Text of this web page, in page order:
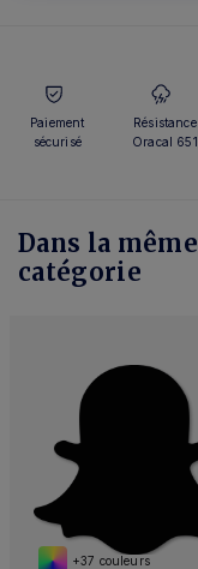
Paiement
sécurisé
Résistance
Oracal 651
Dans la même
catégorie
+37 couleurs